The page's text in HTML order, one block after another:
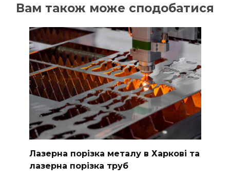
Вам також може сподобатися
Лазерна порізка металу в Харкові та
лазерна порізка труб